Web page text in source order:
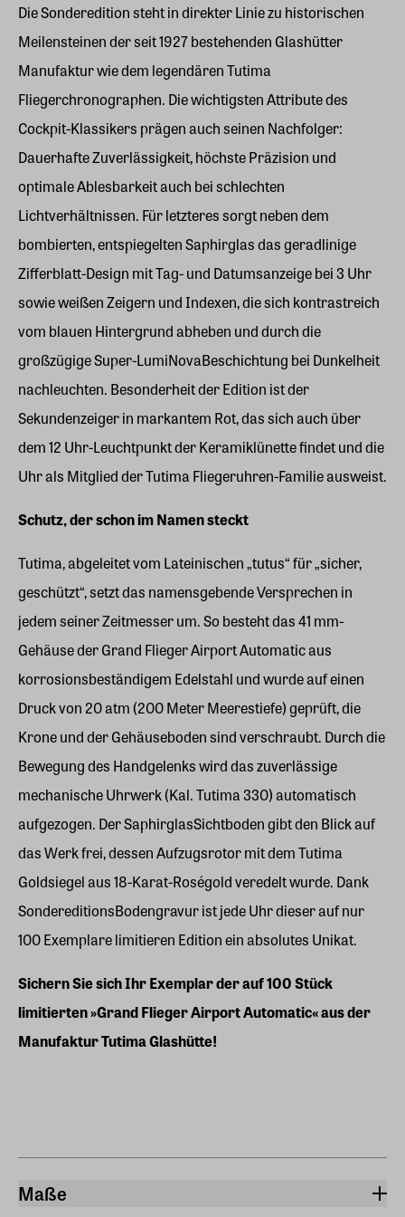
Die Sonderedition steht in direkter Linie zu historischen
Meilensteinen der seit 1927 bestehenden Glashütter
Manufaktur wie dem legendären Tutima
Fliegerchronographen. Die wichtigsten Attribute des
Cockpit-Klassikers prägen auch seinen Nachfolger:
Dauerhafte Zuverlässigkeit, höchste Präzision und
optimale Ablesbarkeit auch bei schlechten
Lichtverhältnissen. Für letzteres sorgt neben dem
bombierten, entspiegelten Saphirglas das geradlinige
Zifferblatt-Design mit Tag- und Datumsanzeige bei 3 Uhr
sowie weißen Zeigern und Indexen, die sich kontrastreich
vom blauen Hintergrund abheben und durch die
großzügige Super-LumiNovaBeschichtung bei Dunkelheit
nachleuchten. Besonderheit der Edition ist der
Sekundenzeiger in markantem Rot, das sich auch über
dem 12 Uhr-Leuchtpunkt der Keramiklünette findet und die
Uhr als Mitglied der Tutima Fliegeruhren-Familie ausweist.
Schutz, der schon im Namen steckt
Tutima, abgeleitet vom Lateinischen „tutus“ für „sicher,
geschützt“, setzt das namensgebende Versprechen in
jedem seiner Zeitmesser um. So besteht das 41 mm-
Gehäuse der Grand Flieger Airport Automatic aus
korrosionsbeständigem Edelstahl und wurde auf einen
Druck von 20 atm (200 Meter Meerestiefe) geprüft, die
Krone und der Gehäuseboden sind verschraubt. Durch die
Bewegung des Handgelenks wird das zuverlässige
mechanische Uhrwerk (Kal. Tutima 330) automatisch
aufgezogen. Der SaphirglasSichtboden gibt den Blick auf
das Werk frei, dessen Aufzugsrotor mit dem Tutima
Goldsiegel aus 18-Karat-Roségold veredelt wurde. Dank
SondereditionsBodengravur ist jede Uhr dieser auf nur
100 Exemplare limitieren Edition ein absolutes Unikat.
Sichern Sie sich Ihr Exemplar der auf 100 Stück
limitierten »Grand Flieger Airport Automatic« aus der
Manufaktur Tutima Glashütte!
Maße